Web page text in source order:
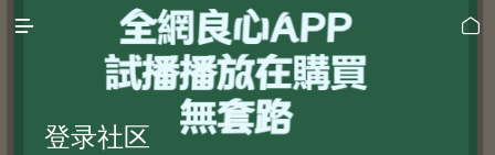
 
登录社区